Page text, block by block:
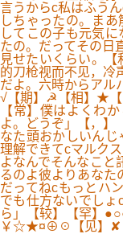
言うからc私はふう
しちゃったの。ま
してこの子も元気
たの。だってその日
見せたいくらい。
的刀枪视而不见，冷
だよ。六時からアル
√【期】☭【相】★【
【常】僕はよくわ
よ。どうぞ」【，】
なた頭おかしいん
理解できてcマルク
よなんでそんなこと
るのよ彼よりあなた
だってねcもっとハ
でも仕方ないでし
ら」【较】【罕】
￥☆★¤⊕☉【见】✘